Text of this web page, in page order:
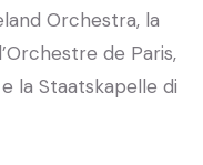
Orchestra, la
de Paris,
la Staatskapelle di